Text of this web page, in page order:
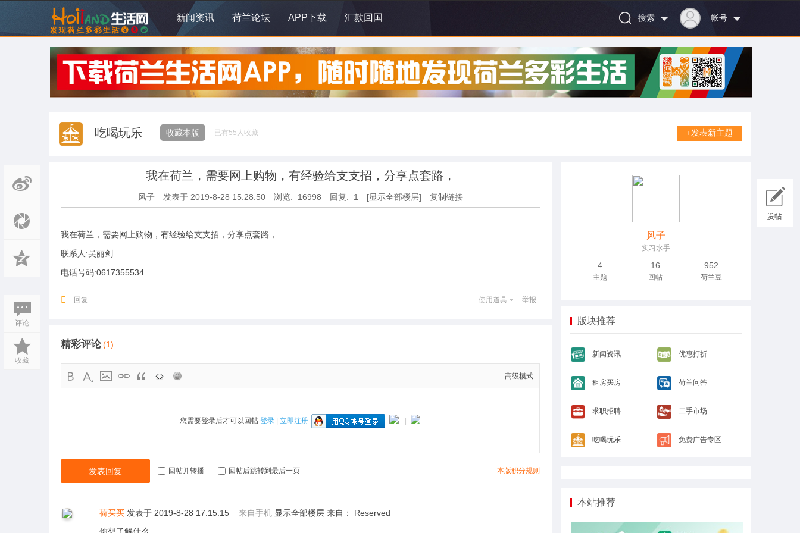
新闻资讯 荷兰论坛 APP下载 汇款回国 帐号
搜索
吃喝玩乐 收藏本版 已有55 人收藏 +发表新主题
评论
收藏
我在荷兰，需要网上购物，有经验给支支招，分享点套路，
风子 发表于 2019-8-28 15:28:50 浏览: 16998 回复: 1 [显示全部楼层] 复制链接
我在荷兰，需要网上购物，有经验给支支招，分享点套路，
联系人:吴丽剑
电话号码:0617355534
回复 使用道具 举报
精彩评论(1)
高级模式
您需要登录后才可以回帖 登录| 立即注册
本版积分规则
发表回复 回帖并转播 回帖后跳转到最后一页
荷买买 发表于 2019-8-28 17:15:15 来自手机 显示全部楼层 来自： Reserved
风子
实习水手
4
主题
16
回帖
952
荷兰豆
版块推荐
新闻资讯 优惠打折
租房买房 荷兰问答
求职招聘 二手市场
吃喝玩乐 免费广告专区
本站推荐